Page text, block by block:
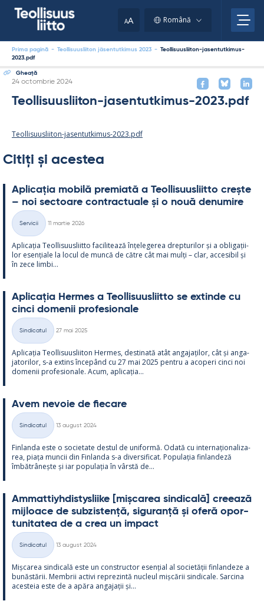
AA Română
Prima pagină - Teollisuusliiton jäsentutkimus 2023 - Teollisuusliiton-jasentutkimus-
2023.pdf
Gheaţă
Kirjoitettu
24 octombrie 2024
Teollisuusliiton-jasentutkimus-2023.pdf
Teollisuusliiton-jasentutkimus-2023.pdf
Citiți și acestea
Aplicația mo­bilă pre­miată a Teol­li­suus­liitto crește
– noi sec­toare cont­rac­tuale și o nouă de­nu­mire
Categorii
Servicii
11 martie 2026
Aplicația Teol­li­suus­liitto faci­li­tează înțe­le­ge­rea drep­tu­ri­lor și a obli­gații­
lor esențiale la locul de muncă de către cât mai mulți – clar, acce­si­bil și
în zece limbi...
Aplicația Her­mes a Teol­li­suus­liitto se ex­tinde cu
cinci do­me­nii pro­fe­sio­nale
Categorii
Sindicatul
27 mai 2025
Aplicația Teol­li­suus­lii­ton Her­mes, des­ti­nată atât an­ga­jați­lor, cât și an­ga­
ja­to­ri­lor, s-a ex­tins începând cu 27 mai 2025 pentru a aco­peri cinci noi
do­me­nii pro­fe­sio­nale. Acum, aplicația...
Avem ne­voie de fiecare
Categorii
Sindicatul
13 august 2024
Fin­landa este o socie­tate des­tul de uni­formă. Odată cu in­ter­națio­na­liza­
rea, piața muncii din Fin­landa s-a di­ver­si­ficat. Po­pu­lația fin­lan­deză
îmbătrâ­nește și iar po­pu­lația în vârstă de...
Am­mat­tiyh­dis­tys­liike [mișca­rea sin­dicală] cree­ază
mij­loace de subzis­tență, si­gu­ranță și oferă opor­
tu­ni­ta­tea de a crea un im­pact
Categorii
Sindicatul
13 august 2024
Mișca­rea sin­dicală este un con­struc­tor esențial al societății fin­lan­deze a
bunăstă­rii. Mem­brii ac­tivi reprezintă nucleul mișcă­rii sin­dicale. Sarcina
aces­teia este de a apăra an­ga­jații și...